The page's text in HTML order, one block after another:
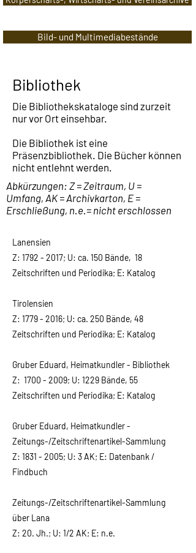
Bild- und Multimediabestände
Bibliothek
Die Bibliothekskataloge sind zurzeit
nur vor Ort einsehbar.
Die Bibliothek ist eine
Präsenzbibliothek. Die Bücher können
nicht entlehnt werden.
Lanensien
Z: 1792 - 2017; U: ca. 150 Bände, 18
Zeitschriften und Periodika; E: Katalog
Tirolensien
Z: 1779 - 2016; U: ca. 250 Bände, 48
Zeitschriften und Periodika; E: Katalog
Gruber Eduard, Heimatkundler - Bibliothek
Z: 1700 - 2009; U: 1229 Bände, 55
Zeitschriften und Periodika; E: Katalog
Gruber Eduard, Heimatkundler -
Zeitungs-/Zeitschriftenartikel-Sammlung
Z: 1831 - 2005; U: 3 AK; E: Datenbank /
Findbuch
Zeitungs-/Zeitschriftenartikel-Sammlung
über Lana
Z: 20. Jh.; U: 1/2 AK; E: n.e.
Abkürzungen: Z = Zeitraum, U =
Umfang, AK = Archivkarton, E =
Erschließung, n.e.= nicht erschlossen